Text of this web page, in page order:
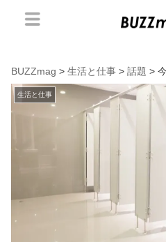
BUZZmag > 生活と仕事 > 話題 >
生活と仕事